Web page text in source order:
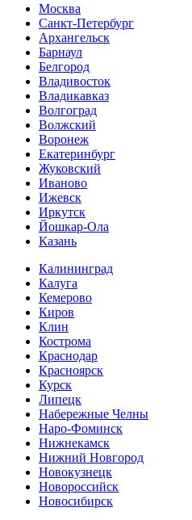
Москва
Санкт-Петербург
Архангельск
Барнаул
Белгород
Владивосток
Владикавказ
Волгоград
Волжский
Воронеж
Екатеринбург
Жуковский
Иваново
Ижевск
Иркутск
Йошкар-Ола
Казань
Калининград
Калуга
Кемерово
Киров
Клин
Кострома
Краснодар
Красноярск
Курск
Липецк
Набережные Челны
Наро-Фоминск
Нижнекамск
Нижний Новгород
Новокузнецк
Новороссийск
Новосибирск